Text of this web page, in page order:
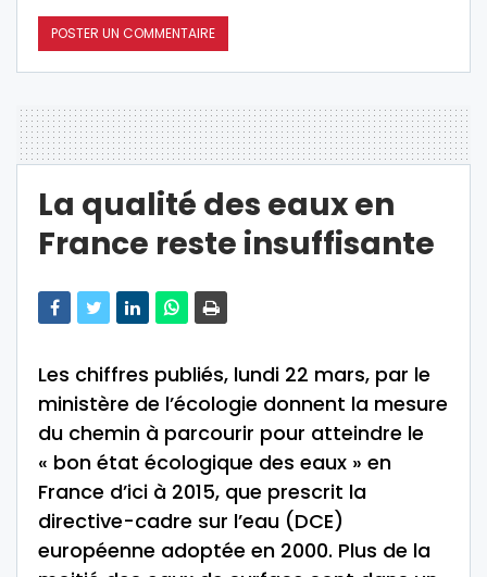
La qualité des eaux en
France reste insuffisante
Les chiffres publiés, lundi 22 mars, par le
ministère de l’écologie donnent la mesure
du chemin à parcourir pour atteindre le
« bon état écologique des eaux » en
France d’ici à 2015, que prescrit la
directive-cadre sur l’eau (DCE)
européenne adoptée en 2000. Plus de la